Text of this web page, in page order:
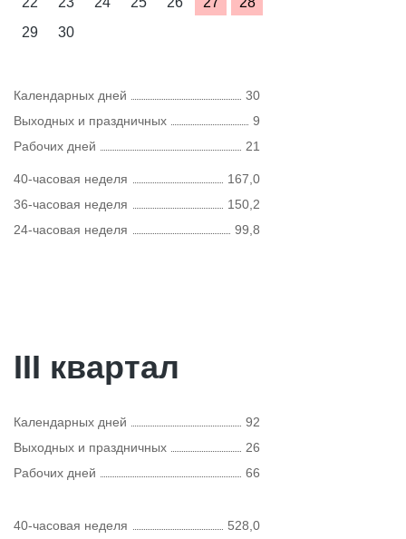
29
30
Календарных дней
30
Выходных и праздничных
9
Рабочих дней
21
40-часовая неделя
167,0
36-часовая неделя
150,2
24-часовая неделя
99,8
III квартал
Календарных дней
92
Выходных и праздничных
26
Рабочих дней
66
40-часовая неделя 528,0